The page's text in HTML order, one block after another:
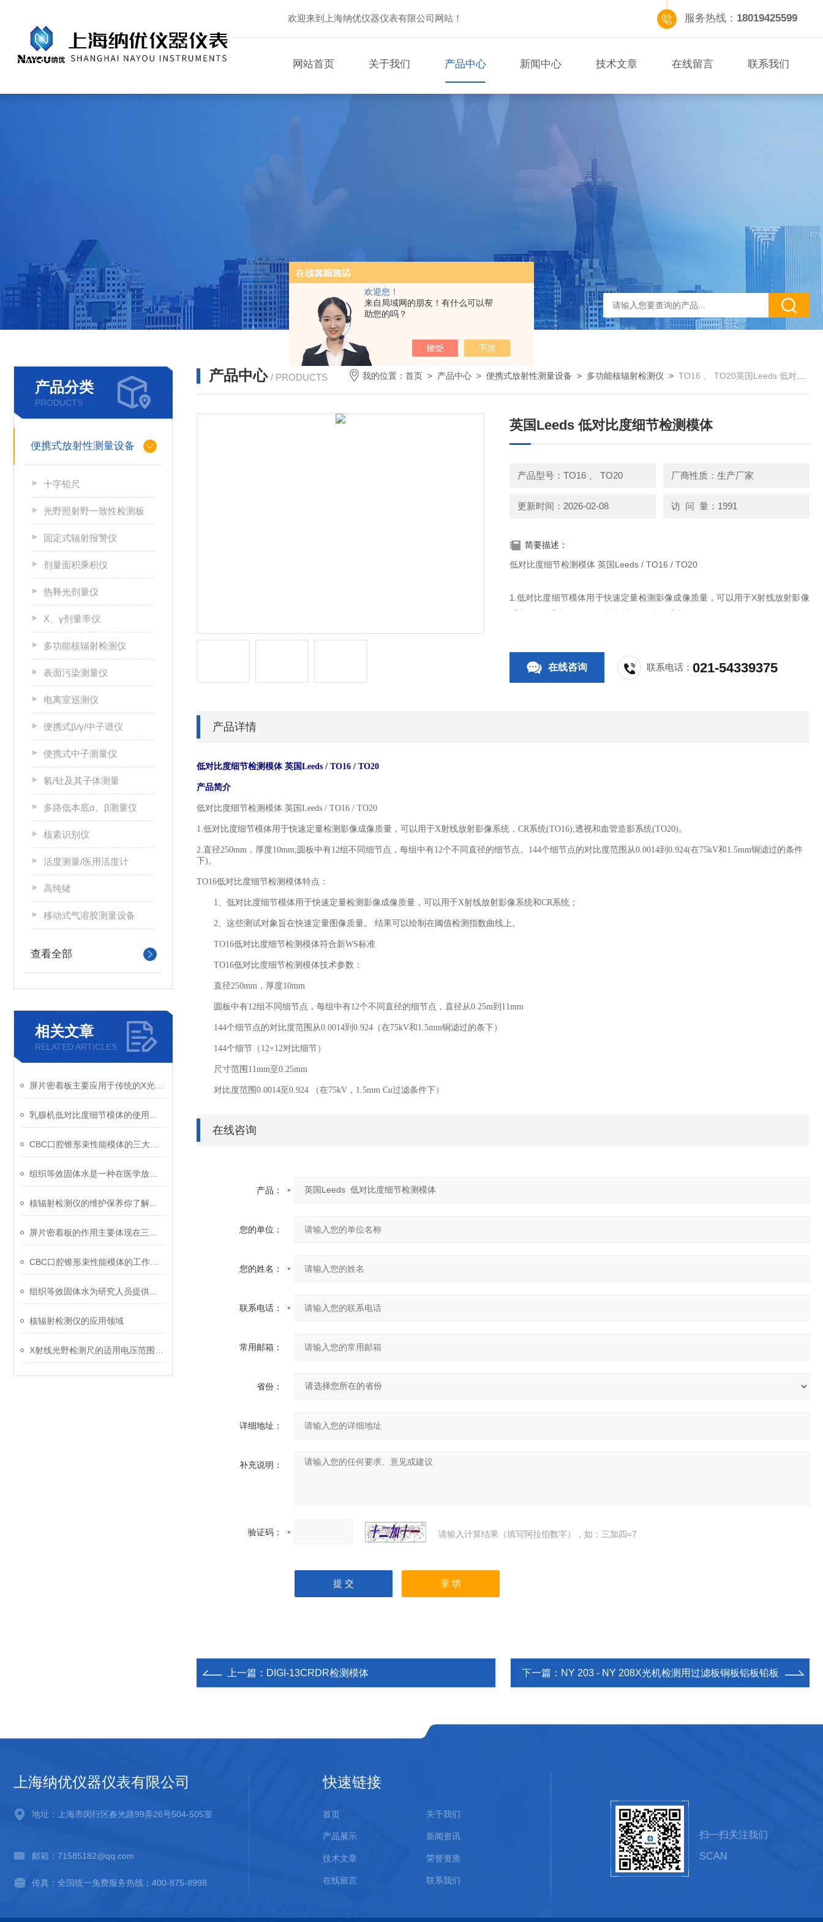
欢迎您！
来自局域网的朋友！有什么可以帮
助您的吗？
欢迎来到上海纳优仪器仪表有限公司网站！ 服务热线： 18019425599
网站首页 关于我们 产品中心 新闻中心 技术文章 在线留言 联系我们
产品分类
PRODUCTS
便携式放射性测量设备
十字铅尺
光野照射野一致性检测板
固定式辐射报警仪
剂量面积乘积仪
热释光剂量仪
X、γ剂量率仪
多功能核辐射检测仪
表面污染测量仪
电离室巡测仪
便携式β/γ/中子谱仪
便携式中子测量仪
氡/钍及其子体测量
多路低本底α、β测量仪
核素识别仪
活度测量/医用活度计
高纯锗
移动式气溶胶测量设备
查看全部
相关文章
RELATED ARTICLES
核辐射检测仪的应用领域
产品中心 / PRODUCTS 我的位置：首页 > 产品中心 >便携式放射性测量设备 > 多功能核辐射检测仪 >TO16 、 TO20英国Leeds 低对比度细节检测模体
英国Leeds 低对比度细节检测模体
产品型号：TO16 、 TO20 厂商性质：生产厂家
更新时间：2026-02-08 访 问 量：1991
简要描述：
低对比度细节检测模体 英国Leeds / TO16 / TO20
1.低对比度细节模体用于快速定量检测影像成像质量，可以用于X射线放射影像
系统，CR系统（TO16）;透视和血管造影系统（TO20）。
的细节点。144个细节点的对比度范围从0.0014到0.924（在75kV和1.5mm铜滤
在线咨询 联系电话：021-54339375
产品详情
低对比度细节检测模体 英国Leeds / TO16 / TO20
产品简介
低对比度细节检测模体 英国 Leeds / TO16 / TO20
1.低对比度细节模体用于快速定量检测影像成像质量，可以用于X射线放射影像系统， CR系统(TO16);透视和血管造影系统(TO20)。
2.直径250mm ，厚度10mm; 圆板中有12组不同细节点，每组中有12个不同直径的细节点。 144个细节点的对比度范围从0.0014到 0.924(在75kV和 1.5mm铜滤过的条件
下)。
TO16低对比度细节检测模体特点：
1、低对比度细节模体用于快速定量检测影像成像质量，可以用于X射线放射影像系统和CR系统；
2、这些测试对象旨在快速定量图像质量。 结果可以绘制在阈值检测指数曲线上。
TO16低对比度细节检测模体符合新WS标准
TO16低对比度细节检测模体技术参数：
直径250mm ，厚度10mm
圆板中有12组不同细节点，每组中有12个不同直径的细节点，直径从0.25m到 11mm
144个细节点的对比度范围从0.0014到 0.924 （在75kV和 1.5mm铜滤过的条下）
144个细节（ 12×12对比细节）
尺寸范围 11mm至0.25mm
对比度范围 0.0014至0.924 （在75kV ， 1.5mm Cu过滤条件下）
在线咨询
产品：
您的单位：
您的姓名：
联系电话：
常用邮箱：
省份：
详细地址：
补充说明：
验证码： 请输入计算结果（填写阿拉伯数字），如：三加四=7
上一篇： DIGI-13CRDR检测模体 下一篇： NY 203 - NY 208X光机检测用过滤板铜板铝板铅板
上海纳优仪器仪表有限公司
地址：上海市闵行区春光路99弄26号504-505室
邮箱：71585182@qq.com
传真：全国统一免费服务热线：400-875-8998
快速链接
首页 关于我们
产品展示 新闻资讯
技术文章 荣誉资质
在线留言 联系我们
扫一扫关注我们
SCAN